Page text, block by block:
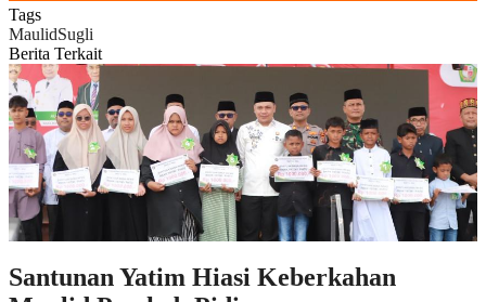
Tags
MaulidSugli
Berita Terkait
Santunan Yatim Hiasi Keberkahan